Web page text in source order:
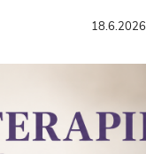
18.6.2026